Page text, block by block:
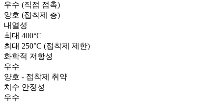
우수 (직접 접촉)
양호 (접착제 층)
내열성
최대 400°C
최대 250°C (접착제 제한)
화학적 저항성
우수
양호 - 접착제 취약
치수 안정성
우수